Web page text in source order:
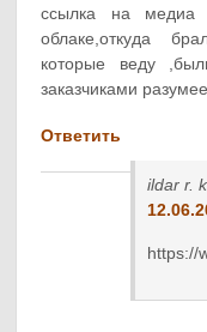
ссылка на медиа
облаке,откуда
которые веду
заказчиками
Ответить
ildar r.
https://